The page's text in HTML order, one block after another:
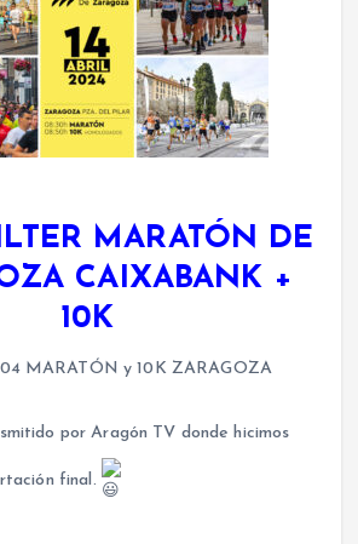
MARATÓN DE
CAIXABANK +
10K
04 MARATÓN y 10K ZARAGOZA
por Aragón TV donde hicimos
final.